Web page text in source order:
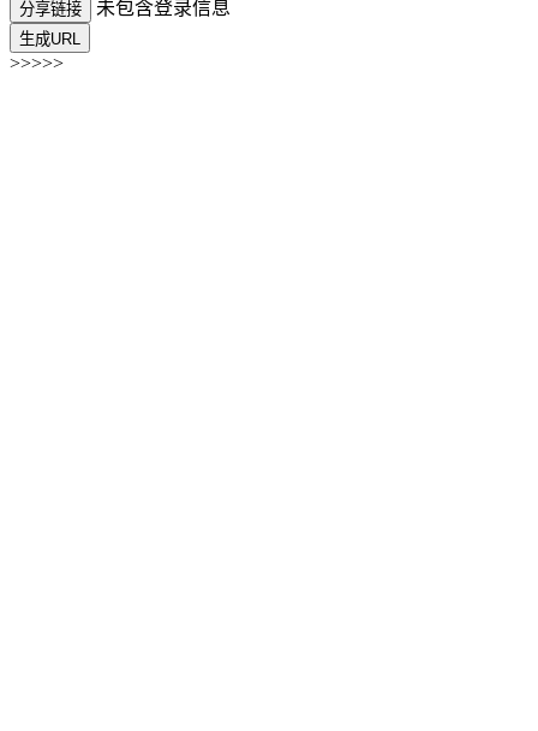
分享链接 未包含登录信息
生成URL
>>>>>